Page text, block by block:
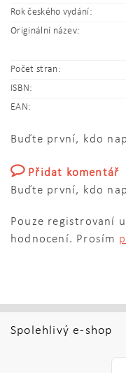
Rok českého vydání:
Originální název:
Počet stran:
ISBN:
EAN:
Buďte první, kdo
Přidat komentář
Buďte první, kdo
Pouze registrovaní
hodnocení. Prosím
Spolehlivý e-shop